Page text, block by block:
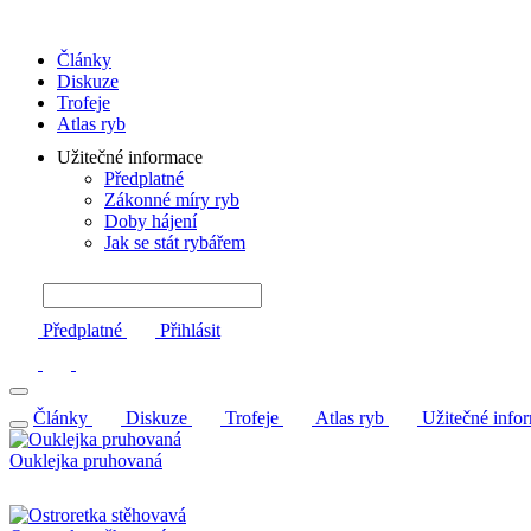
Články
Diskuze
Trofeje
Atlas ryb
Užitečné informace
Předplatné
Zákonné míry ryb
Doby hájení
Jak se stát rybářem
Předplatné Přihlásit
Články Diskuze Trofeje Atlas ryb Užitečné
Ouklejka pruhovaná